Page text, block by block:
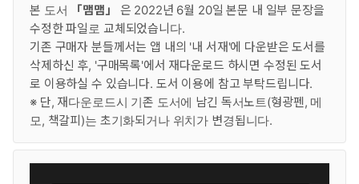
본 도서
「맴맴」
은 2022년 6월 20일 본문 내 일부 문장을
수정한 파일로 교체되었습니다.
기존 구매자 분들께서는 앱 내의 '내 서재'에 다운받은 도서를
삭제하신 후, '구매목록'에서 재다운로드 하시면 수정된 도서
로 이용하실 수 있습니다. 도서 이용에 참고 부탁드립니다.
※ 단, 재다운로드시 기존 도서에 남긴 독서노트(형광펜, 메
모, 책갈피)는 초기화되거나 위치가 변경됩니다.